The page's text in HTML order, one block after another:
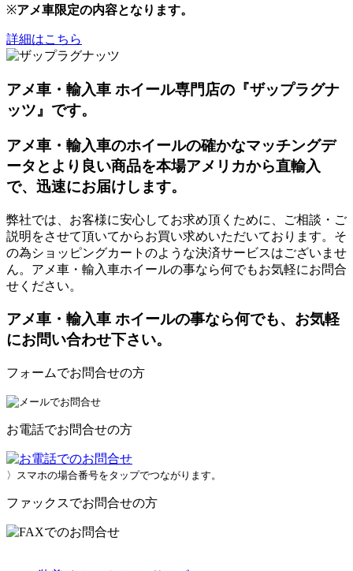
※アメ車限定の内容となります。
詳細はこちら
アメ車・輸入車 ホイール専門店の『ザップラグナ
ッツ』です。
アメ車・輸入車のホイールの確かなマッチングデ
ータとより良い商品を本場アメリカから直輸入
で、迅速にお届けします。
弊社では、お客様に安心してお求め頂くために、ご相談・ご
説明をさせて頂いてからお買い求めいただいております。そ
の為ショッピングカートのような決済サービスはございませ
ん。アメ車・輸入車ホイールの事なら何でもお気軽にお問合
せください。
アメ車・輸入車 ホイールの事なら何でも、お気軽
にお問い合わせ下さい。
フォームでお問合せの方
お電話でお問合せの方
〉スマホの場合番号をタップでつながります。
ファックスでお問合せの方